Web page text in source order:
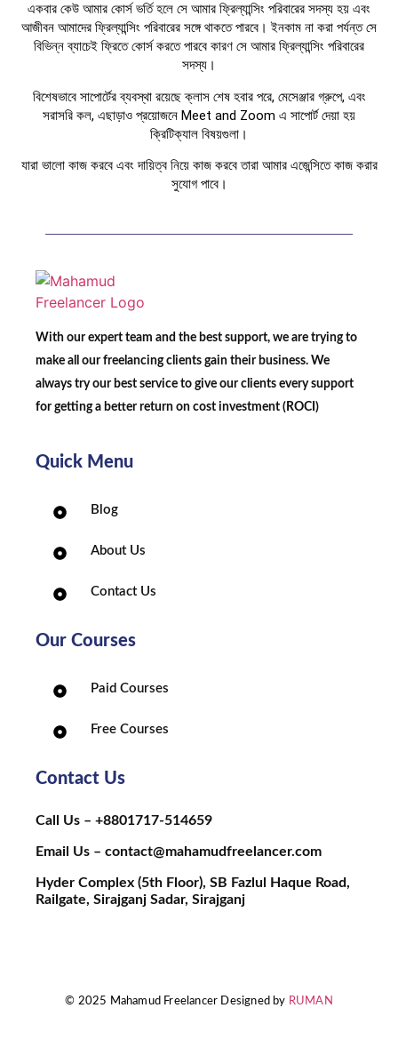
একবার কেউ আমার কোর্স ভর্তি হলে সে আমার ফ্রিল্যান্সিং পরিবারের সদস্য হয় এবং
আজীবন আমাদের ফ্রিল্যান্সিং পরিবারের সঙ্গে থাকতে পারবে। ইনকাম না করা পর্যন্ত সে
বিভিন্ন ব্যাচেই ফ্রিতে কোর্স করতে পারবে কারণ সে আমার ফ্রিল্যান্সিং পরিবারের
সদস্য।
বিশেষভাবে সাপোর্টের ব্যবস্থা রয়েছে ক্লাস শেষ হবার পরে, মেসেঞ্জার গ্রুপে, এবং
সরাসরি কল, এছাড়াও প্রয়োজনে Meet and Zoom এ সাপোর্ট দেয়া হয়
ক্রিটিক্যাল বিষয়গুলা।
যারা ভালো কাজ করবে এবং দায়িত্ব নিয়ে কাজ করবে তারা আমার এজেন্সিতে কাজ করার
সুযোগ পাবে।
With our expert team and the best support, we are trying to
make all our freelancing clients gain their business. We
always try our best service to give our clients every support
for getting a better return on cost investment (ROCI)
Quick Menu
Blog
About Us
Contact Us
Our Courses
Paid Courses
Free Courses
Contact Us
Call Us – +8801717-514659
Email Us – contact@mahamudfreelancer.com
Hyder Complex (5th Floor), SB Fazlul Haque Road,
Railgate, Sirajganj Sadar, Sirajganj
© 2025 Mahamud Freelancer Designed by RUMAN